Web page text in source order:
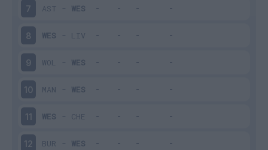
7 AST - WES
8 WES - LIV
9 WOL - WES
10 MAN - WES
11 WES - CHE
12 BUR - WES